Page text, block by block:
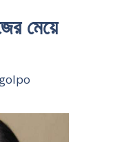
মেয়ে